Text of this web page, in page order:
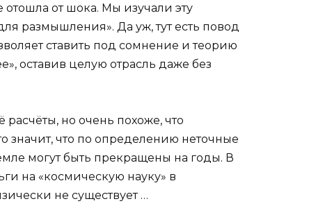
от шока. Мы изучали эту
размышления». Да уж, тут есть повод
ставить под сомнение и теорию
оставив целую отрасль даже без
но очень похоже, что
значит, что по определению неточные
могут быть прекращены на годы. В
на «космическую науку» в
не существует …